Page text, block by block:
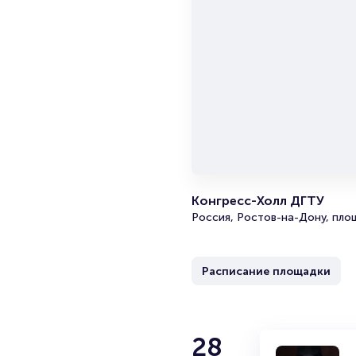
Конгресс-Холл ДГТУ
Россия, Ростов-на-Дону,
Расписание площадки
28